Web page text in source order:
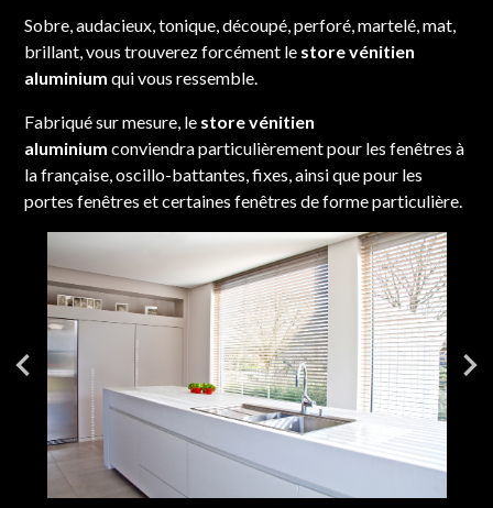
Sobre, audacieux, tonique, découpé, perforé, martelé, mat,
brillant, vous trouverez forcément le store vénitien
aluminium qui vous ressemble.
Fabriqué sur mesure, le store vénitien
aluminium conviendra particulièrement pour les fenêtres à
la française, oscillo-battantes, fixes, ainsi que pour les
portes fenêtres et certaines fenêtres de forme particulière.